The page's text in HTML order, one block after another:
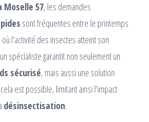
Moselle 57, les demandes
sont fréquentes entre le printemps
l’activité des insectes atteint son
spécialiste garantit non seulement un
sécurisé, mais aussi une solution
est possible, limitant ainsi l’impact
désinsectisation.